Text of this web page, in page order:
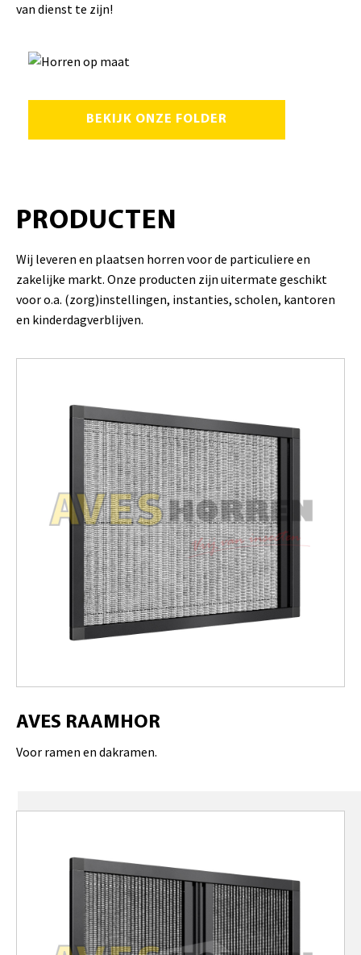
van dienst te zijn!
BEKIJK ONZE FOLDER
PRODUCTEN
Wij leveren en plaatsen horren voor de particuliere en
zakelijke markt. Onze producten zijn uitermate geschikt
voor o.a. (zorg)instellingen, instanties, scholen, kantoren
en kinderdagverblijven.
AVES RAAMHOR
Voor ramen en dakramen.